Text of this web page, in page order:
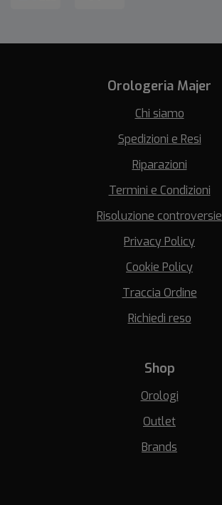
Orologeria Majer
Chi siamo
Spedizioni e Resi
Riparazioni
Termini e Condizioni
Risoluzione controversie
Privacy Policy
Cookie Policy
Traccia Ordine
Richiedi reso
Shop
Orologi
Outlet
Brands